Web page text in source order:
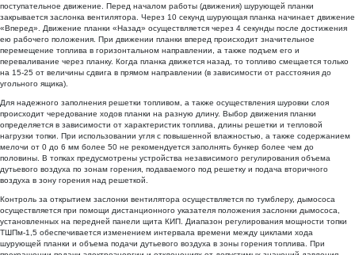
поступательное движение. Перед началом работы (движения) шурующей планки
закрывается заслонка вентилятора. Через 10 секунд шурующая планка начинает движение
«Вперед». Движение планки «Назад» осуществляется через 4 секунды после достижения
ею рабочего положения. При движении планки вперед происходит значительное
перемещение топлива в горизонтальном направлении, а также подъем его и
переваливание через планку. Когда планка движется назад, то топливо смещается только
на 15-25 от величины сдвига в прямом направлении (в зависимости от расстояния до
угольного ящика).
Для надежного заполнения решетки топливом, а также осуществления шуровки слоя
происходит чередование ходов планки на разную длину. Выбор движения планки
определяется в зависимости от характеристик топлива, длины решетки и тепловой
нагрузки топки. При использовании угля с повышенной влажностью, а также содержанием
мелочи от 0 до 6 мм более 50 не рекомендуется заполнять бункер более чем до
половины. В топках предусмотрены устройства независимого регулирования объема
дутьевого воздуха по зонам горения, подаваемого под решетку и подача вторичного
воздуха в зону горения над решеткой.
Контроль за открытием заслонки вентилятора осуществляется по тумблеру, дымососа
осуществляется при помощи дистанционного указателя положения заслонки дымососа,
установленных на передней панели щита КИП. Диапазон регулирования мощности топки
ТШПм-1,5 обеспечивается изменением интервала времени между циклами хода
шурующей планки и объема подачи дутьевого воздуха в зоны горения топлива. При